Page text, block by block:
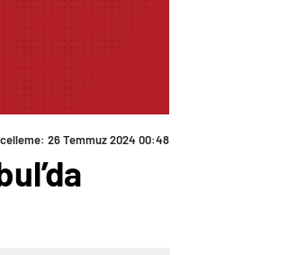
26 Temmuz 2024 00:48